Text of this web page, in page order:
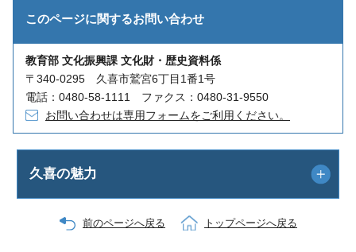
このページに関するお問い合わせ
教育部 文化振興課 文化財・歴史資料係
〒340-0295 久喜市鷲宮6丁目1番1号
電話：0480-58-1111 ファクス：0480-31-9550
お問い合わせは専用フォームをご利用ください。
久喜の魅力
前のページへ戻る トップページへ戻る